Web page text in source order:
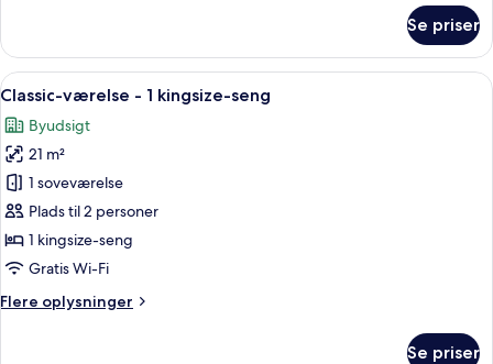
værelse
1
seng
med
sovesofa
Se priser
Indlæs
alle
billeder
af
Classic-
værelse
-
1
seng
Et hotelværelse med en stor seng,
8
Classic-værelse - 1 kingsize-seng
Byudsigt
21 m²
1 soveværelse
Plads til 2 personer
1 kingsize-seng
Gratis Wi-Fi
Flere oplysninger
Flere
Se priser